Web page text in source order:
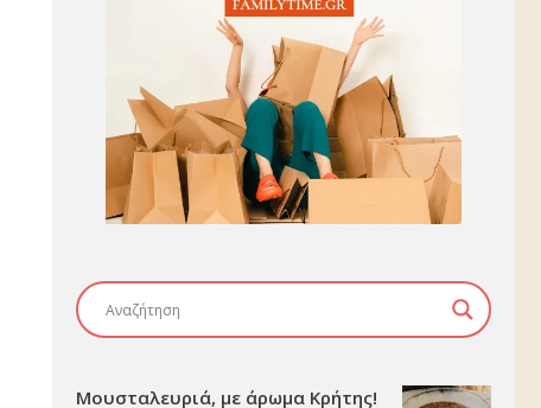
Μουσταλευριά, με άρωμα Κρήτης!